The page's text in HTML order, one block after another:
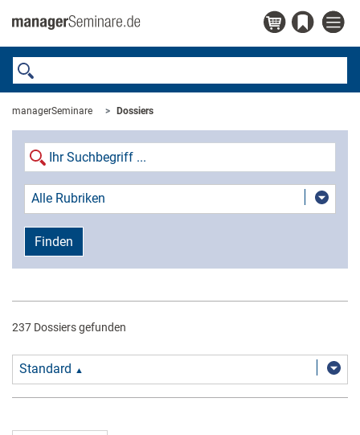
managerSeminare Dossiers
Alle Rubriken
Finden
237 Dossiers gefunden
Standard ▲